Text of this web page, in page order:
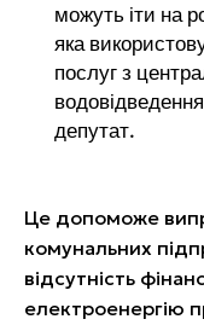
можуть іти на
яка
послуг з
депутат.
Це допоможе
комунальних
відсутність
електроенергію